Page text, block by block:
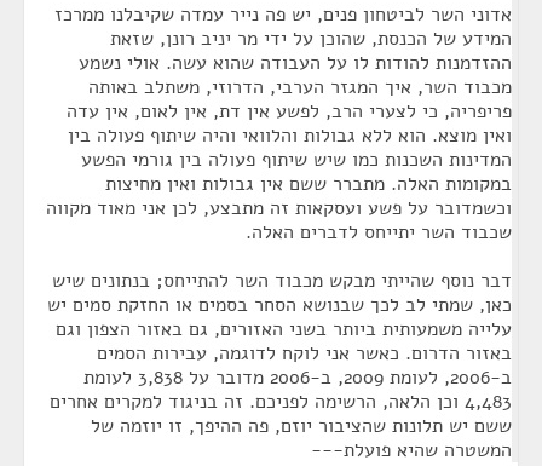
אדוני השר לביטחון פנים, יש פה נייר עמדה שקיבלנו ממרכז
המידע של הכנסת, שהוכן על ידי מר יניב רונן, שזאת
ההזדמנות להודות לו על העבודה שהוא עשה. אולי נשמע
מכבוד השר, איך המגזר הערבי, הדרוזי, משתלב באותה
פריפריה, כי לצערי הרב, לפשע אין דת, אין לאום, אין עדה
ואין מוצא. הוא ללא גבולות והלוואי והיה שיתוף פעולה בין
המדינות השכנות כמו שיש שיתוף פעולה בין גורמי הפשע
במקומות האלה. מתברר ששם אין גבולות ואין מחיצות
וכשמדובר על פשע ועסקאות זה מתבצע, לכן אני מאוד מקווה
שכבוד השר יתייחס לדברים האלה.
דבר נוסף שהייתי מבקש מכבוד השר להתייחס; בנתונים שיש
כאן, שמתי לב לכך שבנושא הסחר בסמים או החזקת סמים יש
עלייה משמעותית ביותר בשני האזורים, גם באזור הצפון וגם
באזור הדרום. כאשר אני לוקח לדוגמה, עבירות הסמים
ב-2006, לעומת 2009, ב-2006 מדובר על 3,838 לעומת
4,483 וכן הלאה, הרשימה לפניכם. זה בניגוד למקרים אחרים
ששם יש תלונות שהציבור יוזם, פה ההיפך, זו יוזמה של
המשטרה שהיא פועלת---